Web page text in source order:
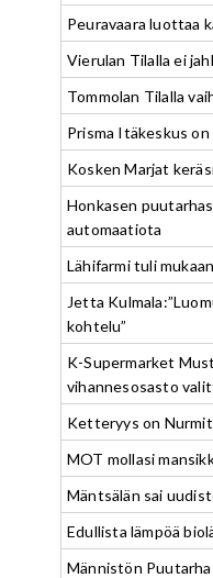
Peuravaara luottaa
Vierulan Tilalla ei
Tommolan Tilalla
Prisma Itäkeskus
Kosken Marjat
Honkasen
automaatiota
Lähifarmi tuli
Jetta
kohtelu”
K-Supermarket
vihannesosasto
Ketteryys on
MOT mollasi
Mäntsälän sai
Edullista lämpöä
Männistön